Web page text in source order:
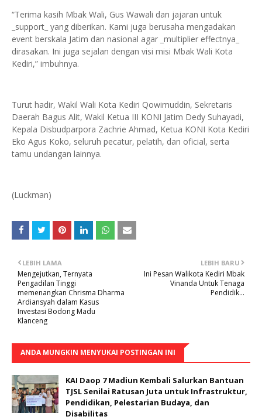
“Terima kasih Mbak Wali, Gus Wawali dan jajaran untuk
_support_ yang diberikan. Kami juga berusaha mengadakan
event berskala Jatim dan nasional agar _multiplier effectnya_
dirasakan. Ini juga sejalan dengan visi misi Mbak Wali Kota
Kediri,” imbuhnya.
Turut hadir, Wakil Wali Kota Kediri Qowimuddin, Sekretaris
Daerah Bagus Alit, Wakil Ketua III KONI Jatim Dedy Suhayadi,
Kepala Disbudparpora Zachrie Ahmad, Ketua KONI Kota Kediri
Eko Agus Koko, seluruh pecatur, pelatih, dan oficial, serta
tamu undangan lainnya.
(Luckman)
LEBIH BARU
Ini Pesan Walikota Kediri Mbak
Vinanda Untuk Tenaga
Pendidik...
LEBIH LAMA
Mengejutkan, Ternyata
Pengadilan Tinggi
memenangkan Chrisma Dharma
Ardiansyah dalam Kasus
Investasi Bodong Madu
Klanceng
ANDA MUNGKIN MENYUKAI POSTINGAN INI
KAI Daop 7 Madiun Kembali Salurkan Bantuan
TJSL Senilai Ratusan Juta untuk Infrastruktur,
Pendidikan, Pelestarian Budaya, dan
Disabilitas